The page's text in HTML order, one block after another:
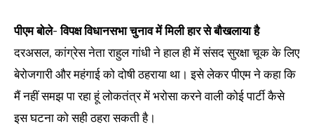
पीएम बोले- विपक्ष विधानसभा चुनाव में मिली हार से बौखलाया है
दरअसल, कांग्रेस नेता राहुल गांधी ने हाल ही में संसद सुरक्षा चूक के लिए
बेरोजगारी और महंगाई को दोषी ठहराया था। इसे लेकर पीएम ने कहा कि
मैं नहीं समझ पा रहा हूं लोकतंत्र में भरोसा करने वाली कोई पार्टी कैसे
इस घटना को सही ठहरा सकती है।